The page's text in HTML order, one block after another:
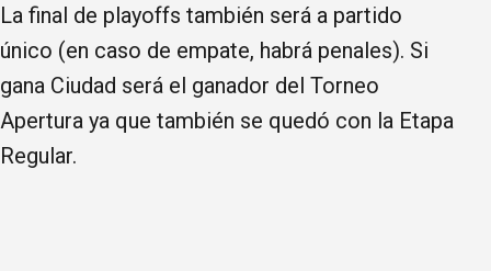
La final de playoffs también será a partido
único (en caso de empate, habrá penales). Si
gana Ciudad será el ganador del Torneo
Apertura ya que también se quedó con la Etapa
Regular.